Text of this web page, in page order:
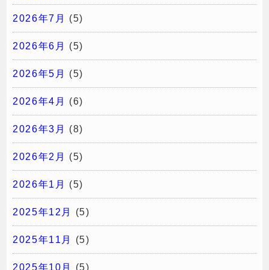
2026年7月 (5)
2026年6月 (5)
2026年5月 (5)
2026年4月 (6)
2026年3月 (8)
2026年2月 (5)
2026年1月 (5)
2025年12月 (5)
2025年11月 (5)
2025年10月 (5)